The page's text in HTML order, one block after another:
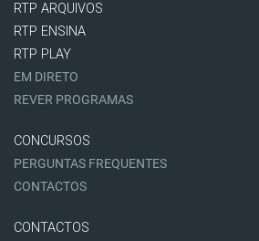
RTP ARQUIVOS
RTP ENSINA
RTP PLAY
EM DIRETO
REVER PROGRAMAS
CONCURSOS
PERGUNTAS FREQUENTES
CONTACTOS
CONTACTOS